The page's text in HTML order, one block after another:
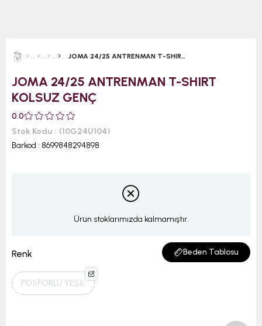
JOMA 24/25 ANTRENMAN T-SHIRT KOLSUZ GENÇ
JOMA 24/25 ANTRENMAN T-SHIRT
KOLSUZ GENÇ
0.0
Stok Kodu
(10G24U104)
Barkod : 8699848294898
Ürün stoklarımızda kalmamıştır.
Renk Beden Tablosu
FOSFORLU YEŞİL